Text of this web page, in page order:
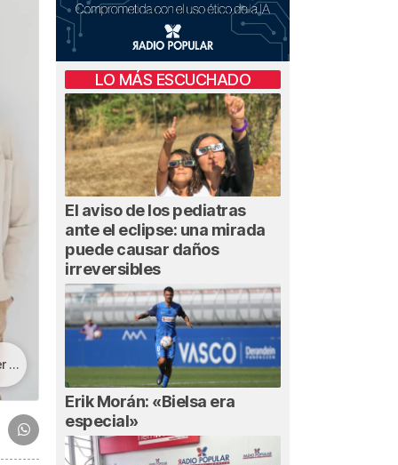
LO MÁS ESCUCHADO
El aviso de los pediatras
ante el eclipse: una mirada
puede causar daños
irreversibles
Erik Morán: «Bielsa era
especial»